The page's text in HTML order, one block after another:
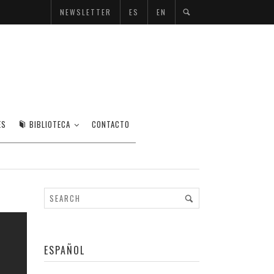
NEWSLETTER ES EN
BIBLIOTECA CONTACTO
VIVENES
ESPAÑOL